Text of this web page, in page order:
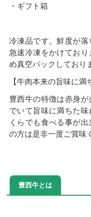
・ギフト箱
冷凍品です。鮮度が
急速冷凍をかけてお
め真空パックしており
【牛肉本来の旨味に満
豊西牛の特徴は赤身
でいて旨味に満ちた
くらでも食べる事が
の方は是非一度ご賞味
豊西牛とは